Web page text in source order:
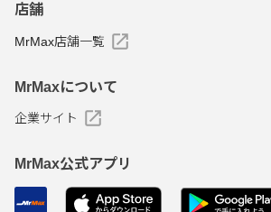
店舗
MrMax店舗一覧
MrMaxについて
企業サイト
MrMax公式アプリ